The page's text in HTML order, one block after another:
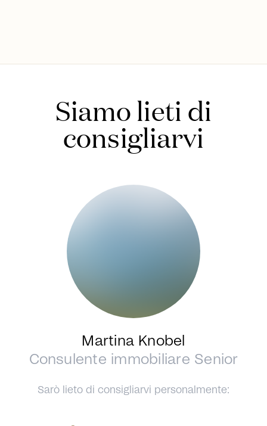
Siamo lieti di
consigliarvi
Martina Knobel
Consulente immobiliare Senior
Sarò lieto di consigliarvi personalmente: